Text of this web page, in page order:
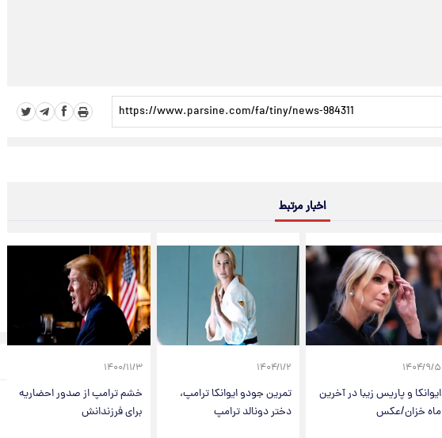
اخبار مرتبط
۱۴۰۴/۹/۵
ایوانکا و پاریس زیبا در آخرین
ماه خزان/عکس
۱۴۰۴/۱/۲
تمرین جودو ایوانکا ترامپ،
دختر دونالد ترامپ
۱۴۰۰/۱۱/۳
خشم ترامپ از صدور احضاریه
برای فرزندانش